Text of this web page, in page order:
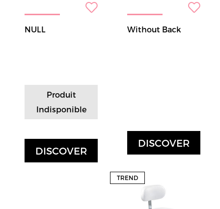
NULL
Produit
Indisponible
DISCOVER
Without Back
DISCOVER
TREND